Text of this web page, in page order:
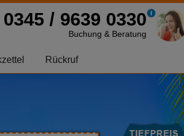
0345 / 9639 0330
Buchung & Beratung
Rückruf